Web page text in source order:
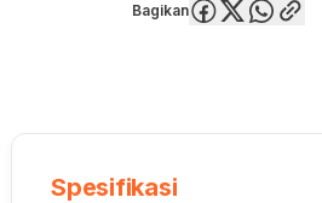
Bagikan
Spesifikasi